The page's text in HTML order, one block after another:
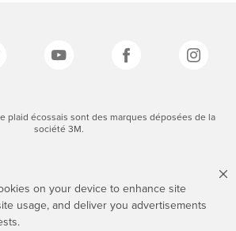
on your device to enhance site
usage, and deliver you advertisements
plaid écossais sont des marques déposées de la
société 3M.